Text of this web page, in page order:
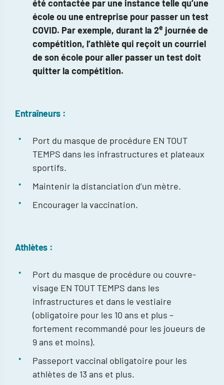
été contactée par une instance telle qu’une
école ou une entreprise pour passer un test
COVID. Par exemple, durant la 2e journée de
compétition, l’athlète qui reçoit un courriel
de son école pour aller passer un test doit
quitter la compétition.
Entraîneurs :
Port du masque de procédure EN TOUT
TEMPS dans les infrastructures et plateaux
sportifs.
Maintenir la distanciation d’un mètre.
Encourager la vaccination.
Athlètes :
Port du masque de procédure ou couvre-
visage EN TOUT TEMPS dans les
infrastructures et dans le vestiaire
(obligatoire pour les 10 ans et plus –
fortement recommandé pour les joueurs de
9 ans et moins).
Passeport vaccinal obligatoire pour les
athlètes de 13 ans et plus.